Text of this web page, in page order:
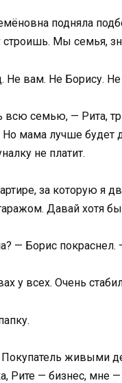
подняла
строишь. Мы семья,
вам. Не Борису. Не
семью, — Рита,
мама лучше будет
не платит.
за которую я
Давай хотя бы
— Борис покраснел.
у всех. Очень
живыми
Рите — бизнес, мне